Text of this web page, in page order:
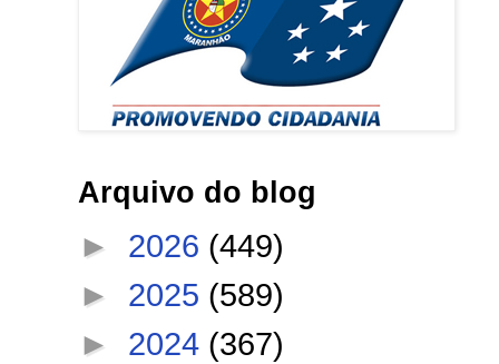
Arquivo do blog
► 2026 (449)
► 2025 (589)
► 2024 (367)